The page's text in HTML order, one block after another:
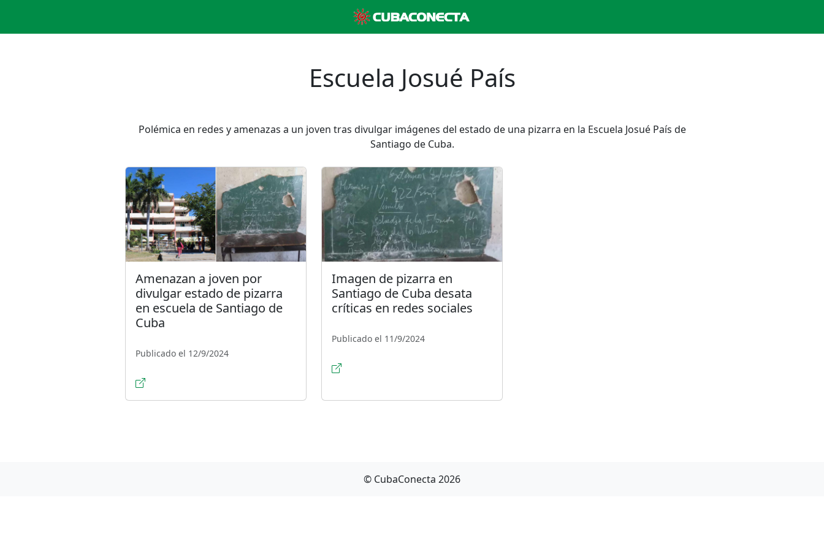
Escuela Josué País
Polémica en redes y amenazas a un joven tras divulgar imágenes del estado de una pizarra en la Escuela Josué País de
Santiago de Cuba.
Amenazan a joven por
divulgar estado de pizarra
en escuela de Santiago de
Cuba
Publicado el 12/9/2024
Imagen de pizarra en
Santiago de Cuba desata
críticas en redes sociales
Publicado el 11/9/2024
© CubaConecta 2026